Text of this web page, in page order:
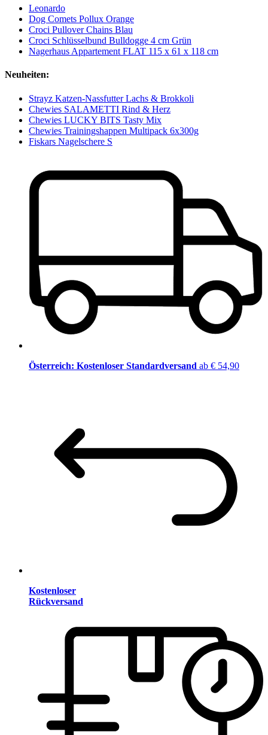
Leonardo
Dog Comets Pollux Orange
Croci Pullover Chains Blau
Croci Schlüsselbund Bulldogge 4 cm Grün
Nagerhaus Appartement FLAT 115 x 61 x 118 cm
Neuheiten:
Strayz Katzen-Nassfutter Lachs & Brokkoli
Chewies SALAMETTI Rind & Herz
Chewies LUCKY BITS Tasty Mix
Chewies Trainingshappen Multipack 6x300g
Fiskars Nagelschere S
Österreich: Kostenloser Standardversand ab € 54,90
Kostenloser
Rückversand